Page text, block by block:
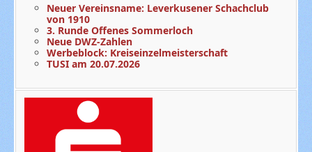
Neuer Vereinsname: Leverkusener Schachclub
von 1910
3. Runde Offenes Sommerloch
Neue DWZ-Zahlen
Werbeblock: Kreiseinzelmeisterschaft
TUSI am 20.07.2026